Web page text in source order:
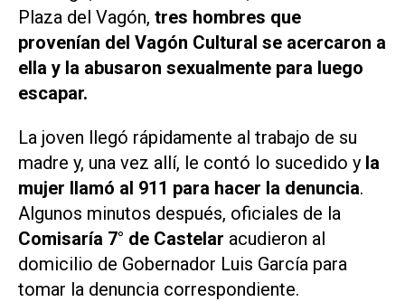
Plaza del Vagón, tres hombres que
provenían del Vagón Cultural se acercaron a
ella y la abusaron sexualmente para luego
escapar.
La joven llegó rápidamente al trabajo de su
madre y, una vez allí, le contó lo sucedido y la
mujer llamó al 911 para hacer la denuncia.
Algunos minutos después, oficiales de la
Comisaría 7° de Castelar acudieron al
domicilio de Gobernador Luis García para
tomar la denuncia correspondiente.